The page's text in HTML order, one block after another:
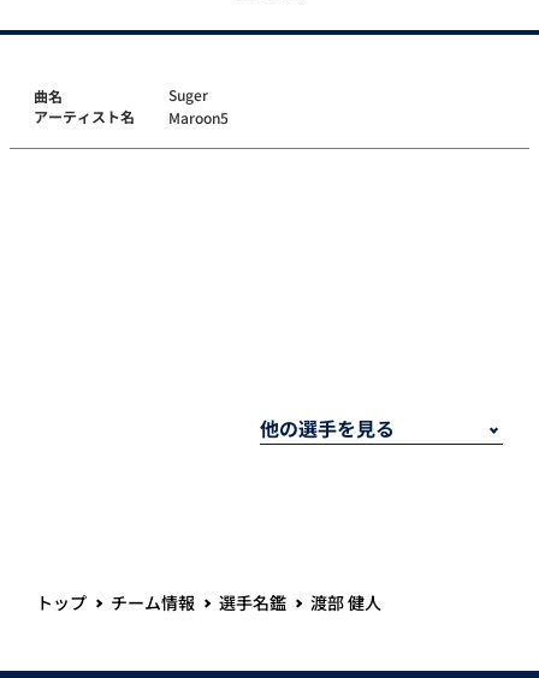
曲名
アーティスト名
Suger
Maroon5
トップ チーム情報 選手名鑑 渡部 健人